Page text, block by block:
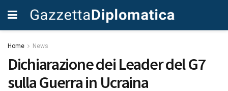
Home News
Dichiarazione dei Leader del G7
sulla Guerra in Ucraina